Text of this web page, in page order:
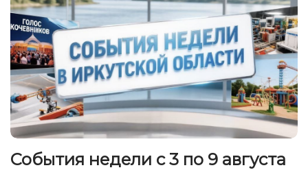
События недели с 3 по 9 августа